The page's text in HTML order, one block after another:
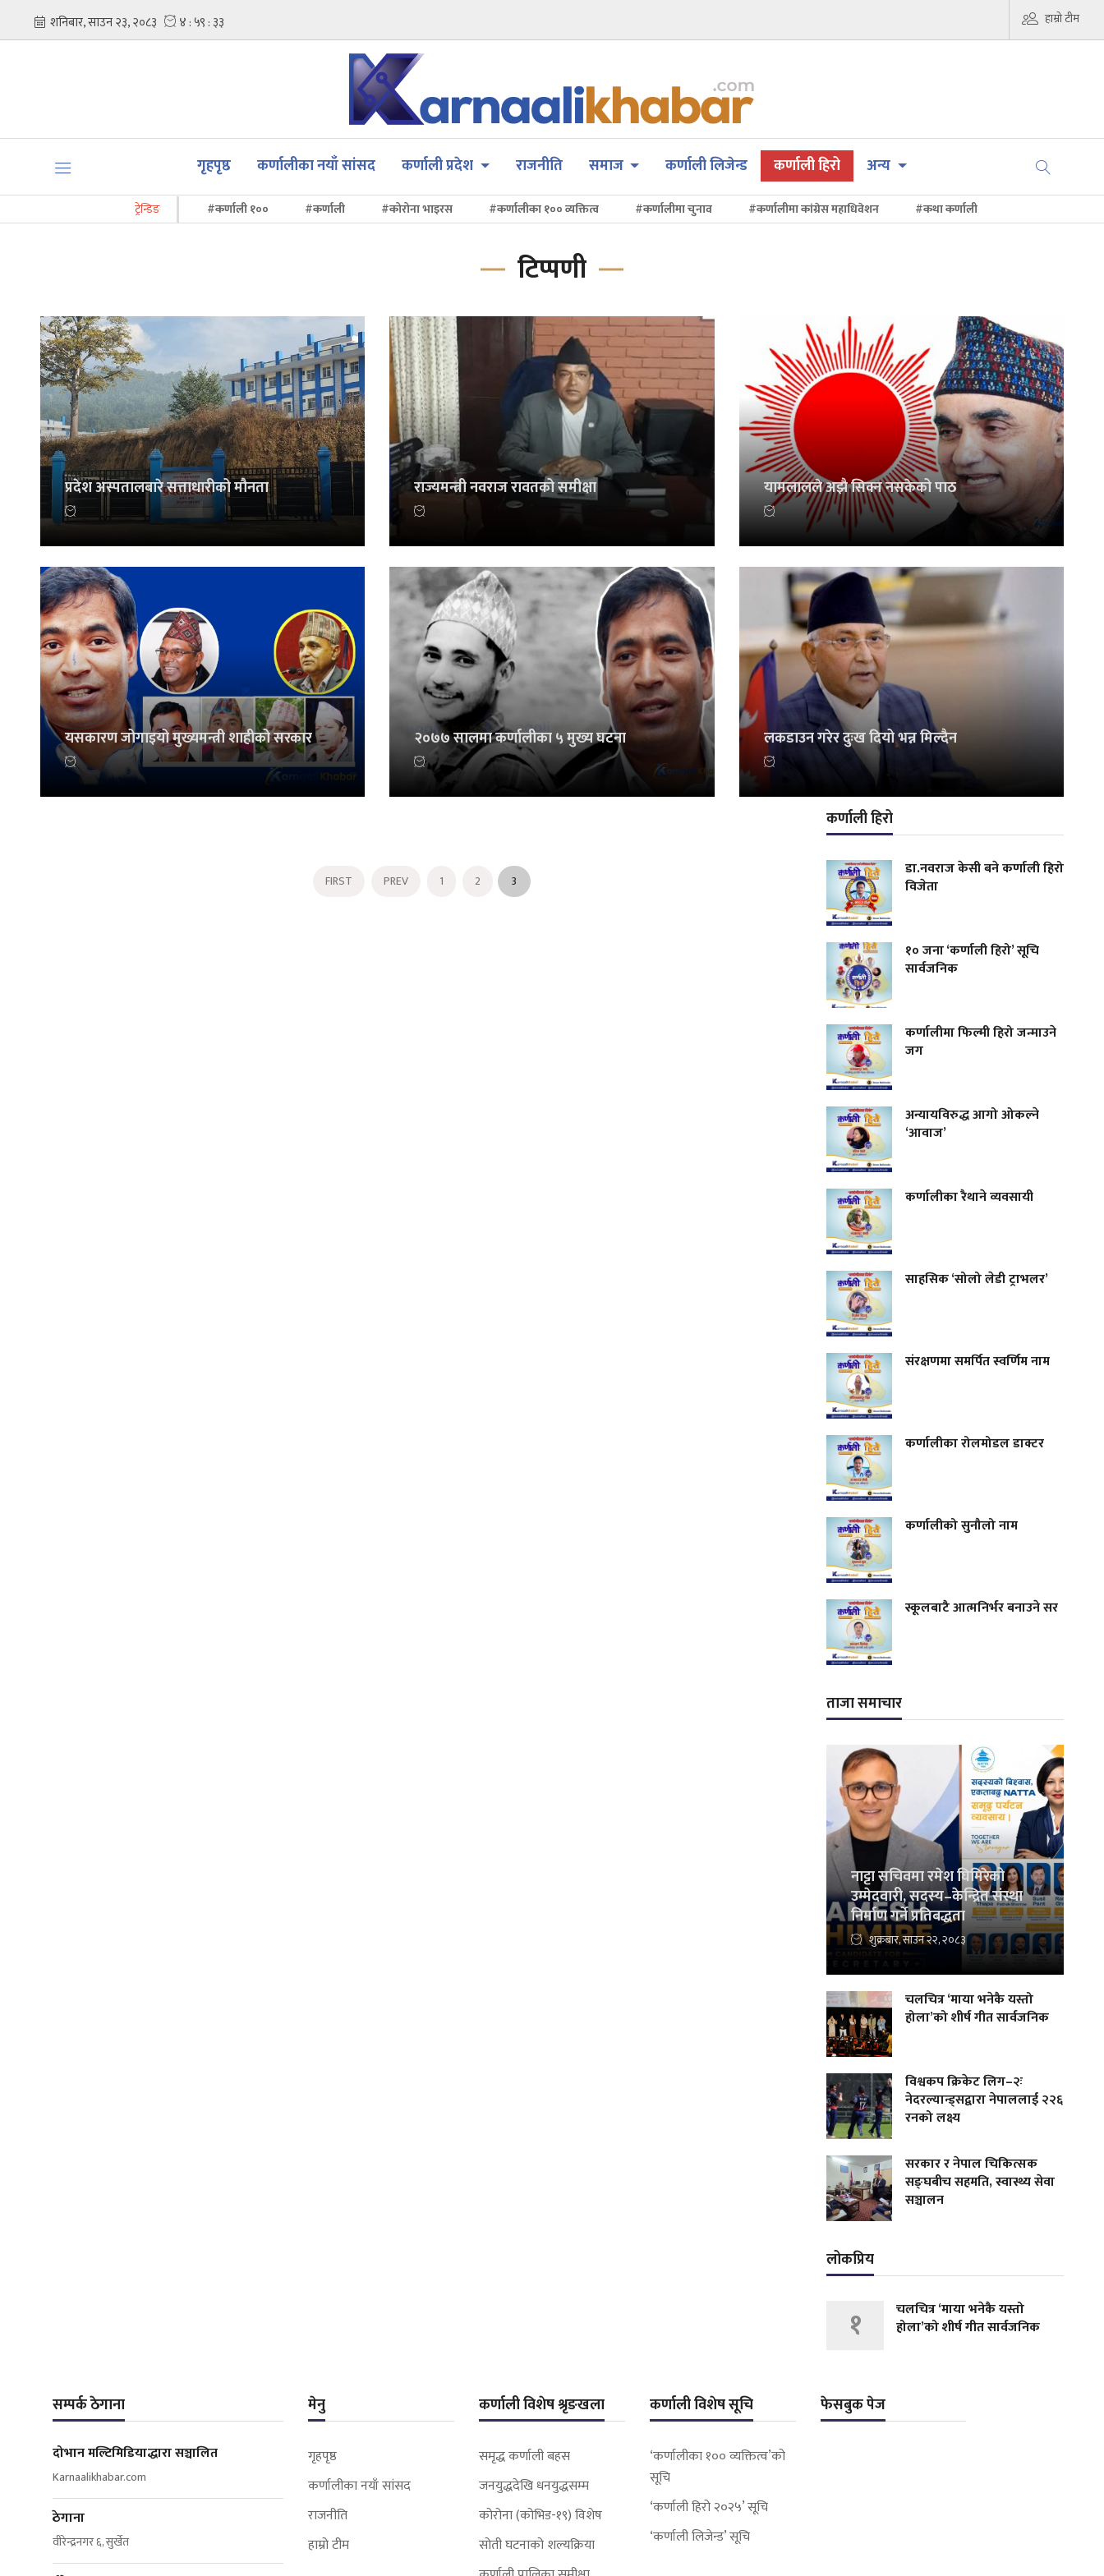
हाम्रो टीम
गृहपृष्ठ कर्णालीका नयाँ सांसद कर्णाली प्रदेश राजनीति समाज कर्णाली लिजेन्ड कर्णाली हिरो अन्य
ट्रेन्डिङ #कर्णाली १०० #कर्णाली #कोरोना भाइरस #कर्णालीका १०० व्यक्तित्व #कर्णालीमा चुनाव #कर्णालीमा कांग्रेस महाधिवेशन #कथा कर्णाली
टिप्पणी
प्रदेश अस्पतालबारे सत्ताधारीको मौनता राज्यमन्त्री नवराज रावतको समीक्षा यामलालले अझै सिक्न नसकेको पाठ
यसकारण जोगाइयो मुख्यमन्त्री शाहीको सरकार २०७७ सालमा कर्णालीका ५ मुख्य घटना लकडाउन गरेर दुःख दियो भन्न मिल्दैन
FIRST PREV 1 2 3
कर्णाली हिरो
डा.नवराज केसी बने कर्णाली हिरो
विजेता
१० जना ‘कर्णाली हिरो’ सूचि
सार्वजनिक
कर्णालीमा फिल्मी हिरो जन्माउने
जग
अन्यायविरुद्ध आगो ओकल्ने
‘आवाज’
कर्णालीका रैथाने व्यवसायी
साहसिक ‘सोलो लेडी ट्राभलर’
संरक्षणमा समर्पित स्वर्णिम नाम
कर्णालीका रोलमोडल डाक्टर
कर्णालीको सुनौलो नाम
स्कूलबाटै आत्मनिर्भर बनाउने सर
ताजा समाचार
नाट्टा सचिवमा रमेश घिमिरेको
उम्मेदवारी, सदस्य–केन्द्रित संस्था
निर्माण गर्ने प्रतिबद्धता
शुक्रबार, साउन २२, २०८३
चलचित्र ‘माया भनेकै यस्तो
होला’को शीर्ष गीत सार्वजनिक
विश्वकप क्रिकेट लिग–२ः
नेदरल्यान्ड्सद्वारा नेपाललाई २२६
रनको लक्ष्य
सरकार र नेपाल चिकित्सक
सङ्घबीच सहमति, स्वास्थ्य सेवा
सञ्चालन
लोकप्रिय
१
चलचित्र ‘माया भनेकै यस्तो
होला’को शीर्ष गीत सार्वजनिक
सम्पर्क ठेगाना
दोभान मल्टिमिडियाद्धारा सञ्चालित
Karnaalikhabar.com
ठेगाना
वीरेन्द्रनगर ६, सुर्खेत
मेनु
गृहपृष्ठ
कर्णालीका नयाँ सांसद
राजनीति
हाम्रो टीम
कर्णाली विशेष श्रृङखला
समृद्ध कर्णाली बहस
जनयुद्धदेखि धनयुद्धसम्म
कोरोना (कोभिड-१९) विशेष
सोती घटनाको शल्यक्रिया
कर्णाली विशेष सूचि
‘कर्णालीका १०० व्यक्तित्व’को
सूचि
‘कर्णाली हिरो २०२५’ सूचि
‘कर्णाली लिजेन्ड’ सूचि
फेसबुक पेज